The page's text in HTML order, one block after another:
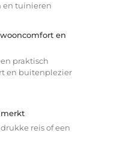
en tuinieren
en
praktisch
en buitenplezier
reis of een